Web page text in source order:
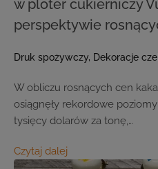
w ploter cukierniczy
perspektywie
Druk spożywczy, Dekoracje
W obliczu rosnących cen
osiągnęły rekordowe
tysięcy dolarów za tonę,…
Czytaj dalej